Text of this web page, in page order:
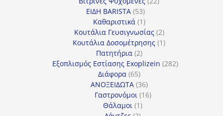
ΕΙΔΗ BARISTA 5353
προϊόντα
Καθαριστικά 11
προϊόν
Κουτάλια Γευσιγνωσίας 22
προϊόντα
Κουτάλια Δοσομέτρησης 11
Πατητήρια 22
προϊόντα
Εξοπλισμός Εστίασης Exoplizein 282282
Διάφορα 6565
προϊόντα
ΑΝΟΞΕΙΔΩΤΑ 3636
προϊόντα
Γαστρονόμοι 1616
Θάλαμοι 11